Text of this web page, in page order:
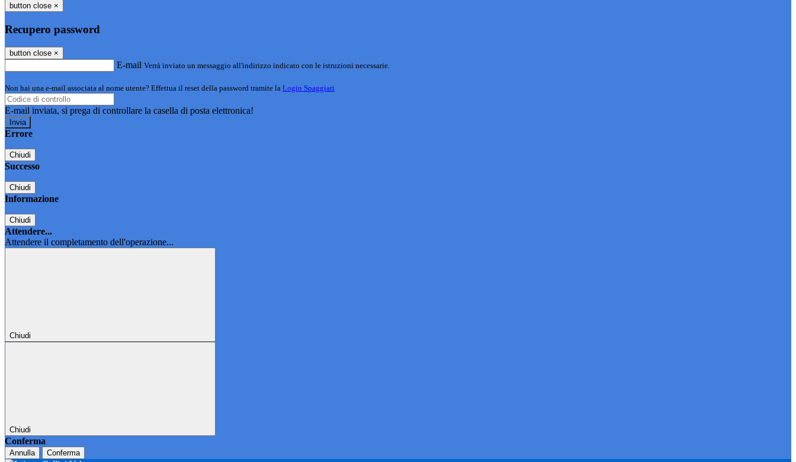
button close ×
Recupero password
button close ×
E-mail Verrà inviato un messaggio all'indirizzo indicato con le istruzioni necessarie.
Non hai una e-mail associata al nome utente? Effettua il reset della password tramite la Login Spaggiari
E-mail inviata, si prega di controllare la casella di posta elettronica!
Errore
Chiudi
Successo
Chiudi
Informazione
Chiudi
Attendere...
Attendere il completamento dell'operazione...
Chiudi
Chiudi
Conferma
Annulla Conferma